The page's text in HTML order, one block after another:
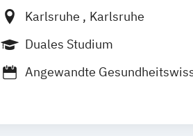
Karlsruhe
Karlsruhe
Duales Studium
Angewandte